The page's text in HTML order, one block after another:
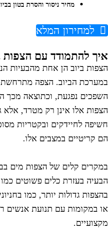
מחיר ניסור והסרת בטון
למחירון המלא
להתמודד עם הצפות
ביוב הן אחת מהבעיות
הביוב. הצפה מתרחשת
נפגעת, וכתוצאה מכך
אלו אינן רק מטרד, אלא
לחיידקים ובקטריות
קריטיים במצבים אלו.
קלים של הצפות מים
בעזרת כלים פשוטים
גדולות יותר, כמו
במקומות עם תנועת אנשים